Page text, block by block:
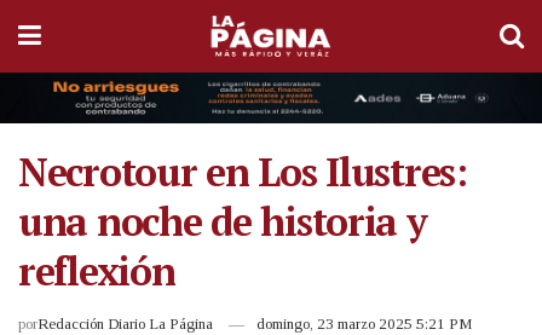
Necrotour en Los Ilustres:
una noche de historia y
reflexión
porRedacción Diario La Página domingo, 23 marzo 2025 5:21 PM